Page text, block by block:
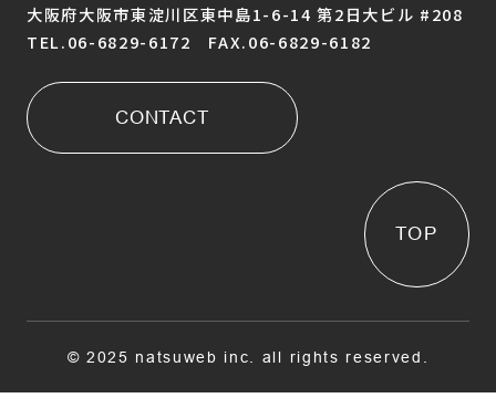
大阪府大阪市東淀川区東中島1-6-14 第2日大ビル #208
TEL.06-6829-6172 FAX.06-6829-6182
CONTACT
TOP
© 2025 natsuweb inc. all rights reserved.